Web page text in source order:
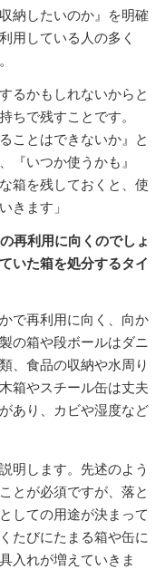
納したいのか』を明確
用している人の多く
るかもしれないからと
ちで残すことです。
ことはできないか』と
『いつか使うかも』
箱を残しておくと、使
きます」
再利用に向くのでしょ
いた箱を処分するタイ
で再利用に向く、向か
の箱や段ボールはダニ
、食品の収納や水周り
箱やスチール缶は丈夫
あり、カビや湿度など
明します。先述のよう
とが必須ですが、落と
しての用途が決まって
たびにたまる箱や缶に
入れが増えていきま